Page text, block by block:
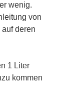
wenig.
von
deren
1 Liter
kommen